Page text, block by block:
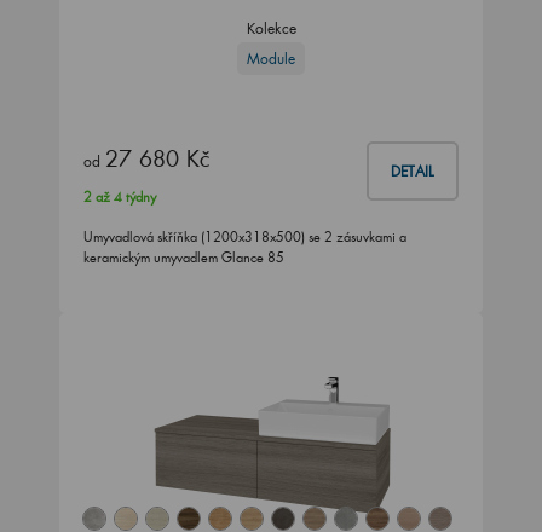
Kolekce
Module
od 27 680 Kč DETAIL
2 až 4 týdny
Umyvadlová skříňka (1200x318x500) se 2 zásuvkami a
keramickým umyvadlem Glance 85